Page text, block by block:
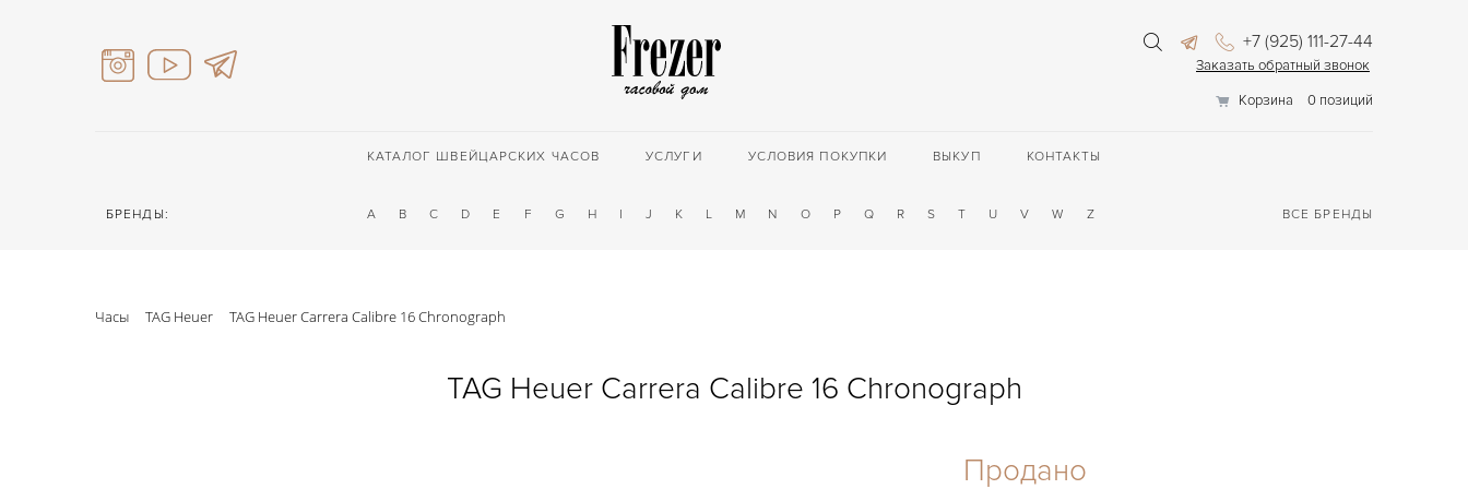
+7 (925) 111-27-44
Заказать обратный звонок
Корзина
0 позиций
КАТАЛОГ ШВЕЙЦАРСКИХ ЧАСОВ УСЛУГИ УСЛОВИЯ ПОКУПКИ ВЫКУП КОНТАКТЫ
БРЕНДЫ: A B C D E F G H I J K L M N O P Q R S T U V W Z ВСЕ БРЕНДЫ
Часы TAG Heuer TAG Heuer Carrera Calibre 16 Chronograph
TAG Heuer Carrera Calibre 16 Chronograph
Продано